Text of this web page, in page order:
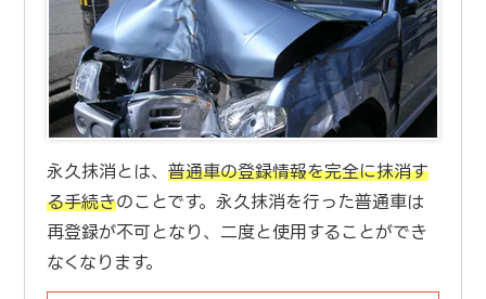
永久抹消とは、 普通車の登録情報を完全に抹消す
る手続きのことです。永久抹消を行った普通車は
再登録が不可となり、二度と使用することができ
なくなります。